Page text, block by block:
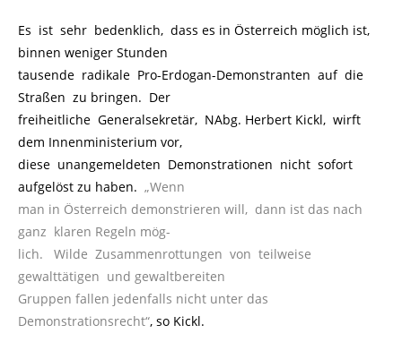
Es ist sehr bedenklich, dass es in Österreich möglich ist,
binnen weniger Stunden
tausende radikale Pro-Erdogan-Demonstranten auf die
Straßen zu bringen. Der
freiheitliche Generalsekretär, NAbg. Herbert Kickl, wirft
dem Innenministerium vor,
diese unangemeldeten Demonstrationen nicht sofort
aufgelöst zu haben. „Wenn
man in Österreich demonstrieren will, dann ist das nach
ganz klaren Regeln mög-
lich. Wilde Zusammenrottungen von teilweise
gewalttätigen und gewaltbereiten
Gruppen fallen jedenfalls nicht unter das
Demonstrationsrecht“, so Kickl.